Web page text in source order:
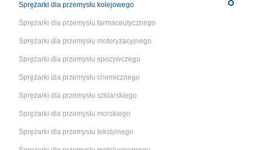
Sprężarki dla przemysłu kolejowego
Sprężarki dla przemysłu farmaceutycznego
Sprężarki dla przemysłu motoryzacyjnego
Sprężarki dla przemysłu spożywczego
Sprężarki dla przemysłu chemicznego
Sprężarki dla przemysłu szklarskiego
Sprężarki dla przemysłu morskiego
Sprężarki dla przemysłu tekstylnego